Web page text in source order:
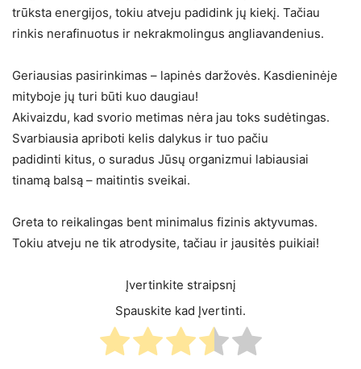
trūksta energijos, tokiu atveju padidink jų kiekį. Tačiau
rinkis nerafinuotus ir nekrakmolingus angliavandenius.
Geriausias pasirinkimas – lapinės daržovės. Kasdieninėje
mityboje jų turi būti kuo daugiau!
Akivaizdu, kad svorio metimas nėra jau toks sudėtingas.
Svarbiausia apriboti kelis dalykus ir tuo pačiu
padidinti kitus, o suradus Jūsų organizmui labiausiai
tinamą balsą – maitintis sveikai.
Greta to reikalingas bent minimalus fizinis aktyvumas.
Tokiu atveju ne tik atrodysite, tačiau ir jausitės puikiai!
Įvertinkite straipsnį
Spauskite kad Įvertinti.